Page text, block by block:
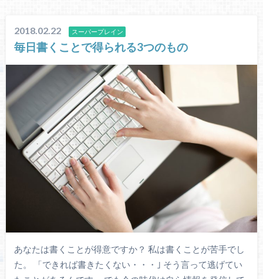
2018.02.22 スーパープレイン
毎日書くことで得られる3つのもの
あなたは書くことが得意ですか？ 私は書くことが苦手でし
た。 「できれば書きたくない・・・｣ そう言って逃げてい